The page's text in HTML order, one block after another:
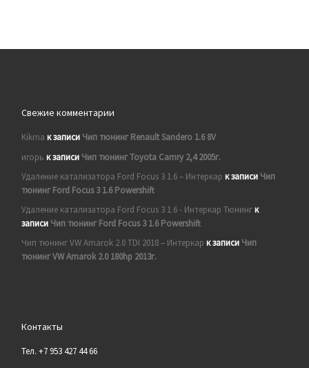
Свежие комментарии
Kikma к записи Чип тюнинг Renault Sandero 1.6 8V
игорь к записи Чип тюнинг Toyota Camry 2,4 2005г.
Удаление катализатора Ford Focus 3 1.6 – Интеркар к записи Чип
тюнинг Ford Focus 3 1.6 Powershift
Удаление катализатора Ford Focus 3 1.6 - Интеркар Тюнингк
записи Чип тюнинг Ford Focus 3 1.6 Powershift
Чип тюнинг VW Amarok 2.0 TDI 2018 – Интеркар к записи Чип
тюнинг VW Amarok 2.0 180hp 2013г.
Контакты
Тел. +7 953 427 44 66